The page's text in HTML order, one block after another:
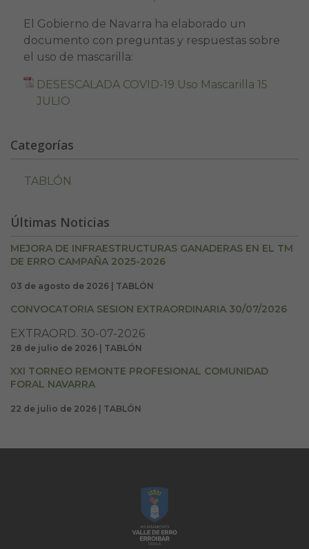
El Gobierno de Navarra ha elaborado un
documento con preguntas y respuestas sobre
el uso de mascarilla:
DESESCALADA COVID-19 Uso Mascarilla 15
JULIO
Categorías
TABLÓN
Últimas Noticias
MEJORA DE INFRAESTRUCTURAS GANADERAS EN EL TM
DE ERRO CAMPAÑA 2025-2026
03 de agosto de 2026 | TABLÓN
CONVOCATORIA SESION EXTRAORDINARIA 30/07/2026
EXTRAORD. 30-07-2026
28 de julio de 2026 | TABLÓN
XXI TORNEO REMONTE PROFESIONAL COMUNIDAD
FORAL NAVARRA
22 de julio de 2026 | TABLÓN